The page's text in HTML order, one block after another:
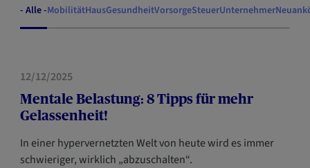
- Alle -MobilitätHausGesundheitVorsorgeSteuerUnternehmer
GESUNDHEIT
12/12/2025
Mentale Belastung: 8 Tipps für mehr
Gelassenheit!
In einer hypervernetzten Welt von heute wird es immer
schwieriger, wirklich „abzuschalten“.